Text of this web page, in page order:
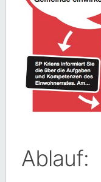
Ablauf: